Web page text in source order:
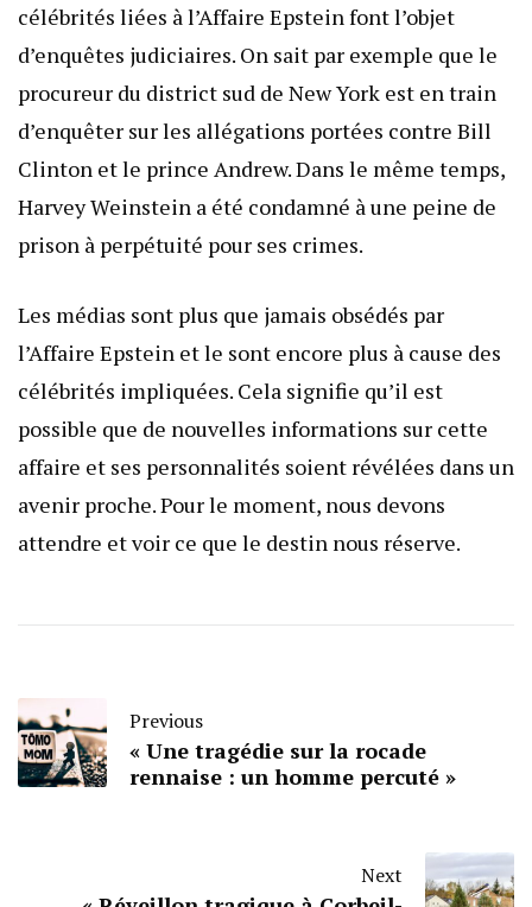
célébrités liées à l’Affaire Epstein font l’objet
d’enquêtes judiciaires. On sait par exemple que le
procureur du district sud de New York est en train
d’enquêter sur les allégations portées contre Bill
Clinton et le prince Andrew. Dans le même temps,
Harvey Weinstein a été condamné à une peine de
prison à perpétuité pour ses crimes.
Les médias sont plus que jamais obsédés par
l’Affaire Epstein et le sont encore plus à cause des
célébrités impliquées. Cela signifie qu’il est
possible que de nouvelles informations sur cette
affaire et ses personnalités soient révélées dans un
avenir proche. Pour le moment, nous devons
attendre et voir ce que le destin nous réserve.
Previous
« Une tragédie sur la rocade
rennaise : un homme percuté »
Next